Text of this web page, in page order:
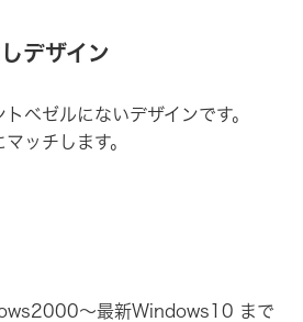
デザイン
ベゼルにないデザインです。
ッチします。
～最新Windows10 まで